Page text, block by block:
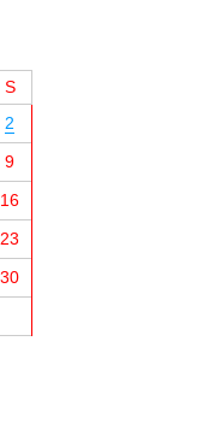
S
2
9
16
23
30